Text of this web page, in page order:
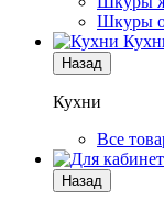
Шкуры
Назад
Кухни
Все
Назад